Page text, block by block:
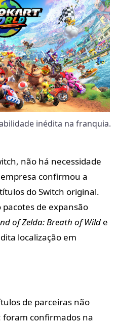
inédita na franquia.
não há necessidade
confirmou a
do Switch original.
de expansão
of Zelda: Breath of Wild e
localização em
de parceiras não
foram confirmados na